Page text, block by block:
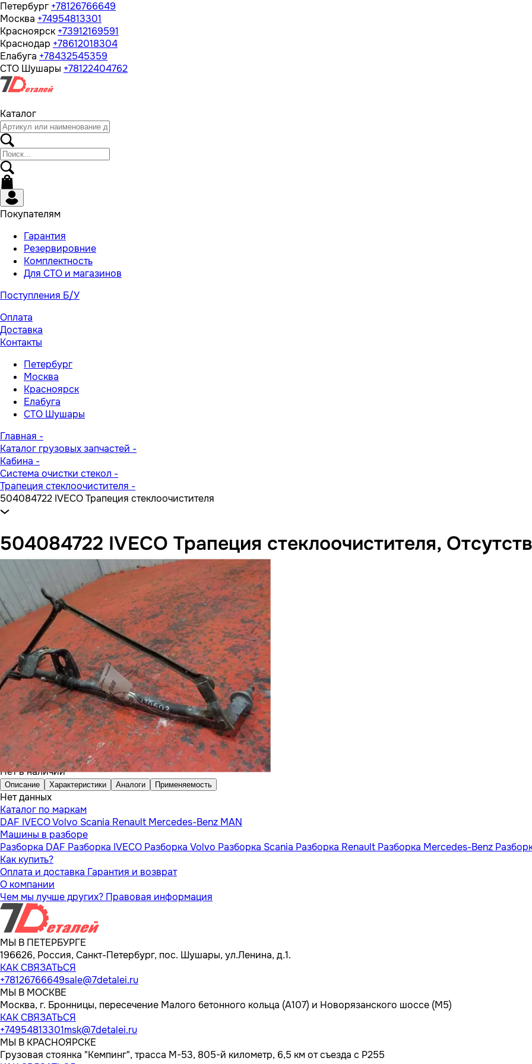
Петербург +78126766649
Москва +74954813301
Красноярск +73912169591
Краснодар +78612018304
Елабуга +78432545359
СТО Шушары +78122404762
Каталог
Покупателям
Гарантия
Резервировние
Комплектность
Для СТО и магазинов
Поступления Б/У
Оплата
Доставка
Контакты
Петербург
Москва
Красноярск
Елабуга
СТО Шушары
Главная -
Каталог грузовых запчастей -
Кабина -
Система очистки стекол -
Трапеция стеклоочистителя -
504084722 IVECO Трапеция стеклоочистителя
504084722 IVECO Трапеция стеклоочистителя,
Нет в наличии
Описание Характеристики Аналоги Применяемость
Нет данных
Каталог по маркам
DAF IVECOVolvo Scania Renault Mercedes-Benz MAN
Машины в разборе
Разборка DAF Разборка IVECO Разборка Volvo Разборка Scania Разборка Renault Разборка Mercedes-Benz
Как купить?
Оплата и доставка Гарантия и возврат
О компании
Чем мы лучше других? Правовая информация
МЫ В ПЕТЕРБУРГЕ
196626, Россия, Санкт-Петербург, пос. Шушары, ул.Ленина, д.1.
КАК СВЯЗАТЬСЯ
+78126766649sale@7detalei.ru
МЫ В МОСКВЕ
Москва, г. Бронницы, пересечение Малого бетонного кольца (А107) и Новорязанского шоссе (М5)
КАК СВЯЗАТЬСЯ
+74954813301msk@7detalei.ru
МЫ В КРАСНОЯРСКЕ
Грузовая стоянка "Кемпинг", трасса M-53, 805-й километр, 6,5 км от съезда с Р255